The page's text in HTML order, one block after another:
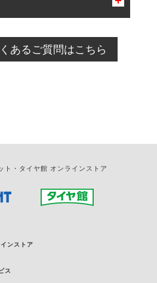
組み合わせに限り、同時にご予約が
す。
日前を過ぎている場合のご予約
しては、直接ご予約の店舗まで
あるご質問はこちら
ト・タイヤ館 オンラインストア
ンストア
ス